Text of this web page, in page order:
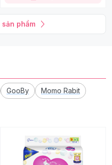
sản phẩm
GooBy
Momo Rabit